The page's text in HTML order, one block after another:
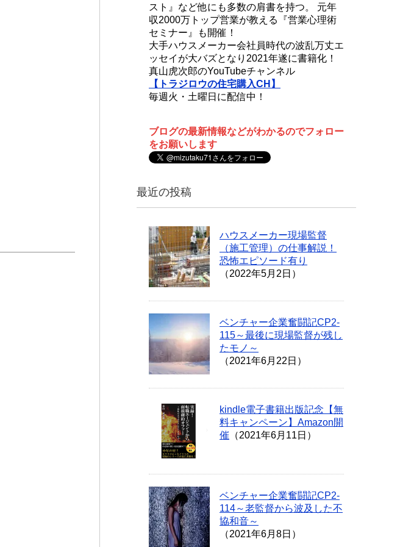
スト』など他にも多数の肩書を持つ。 元年
収2000万トップ営業が教える『営業心理術
セミナー』も開催！
大手ハウスメーカー会社員時代の波乱万丈エ
ッセイが大バズとなり2021年遂に書籍化！
真山虎次郎のYouTubeチャンネル
【トラジロウの住宅購入CH】
毎週火・土曜日に配信中！
ブログの最新情報などがわかるのでフォロー
をお願いします
最近の投稿
ハウスメーカー現場監督
（施工管理）の仕事解説！
恐怖エピソード有り
（2022年5月2日）
ベンチャー企業奮闘記CP2-
115～最後に現場監督が残し
たモノ～
（2021年6月22日）
kindle電子書籍出版記念【無
料キャンペーン】Amazon開
催 （2021年6月11日）
ベンチャー企業奮闘記CP2-
114～老監督から波及した不
協和音～
（2021年6月8日）